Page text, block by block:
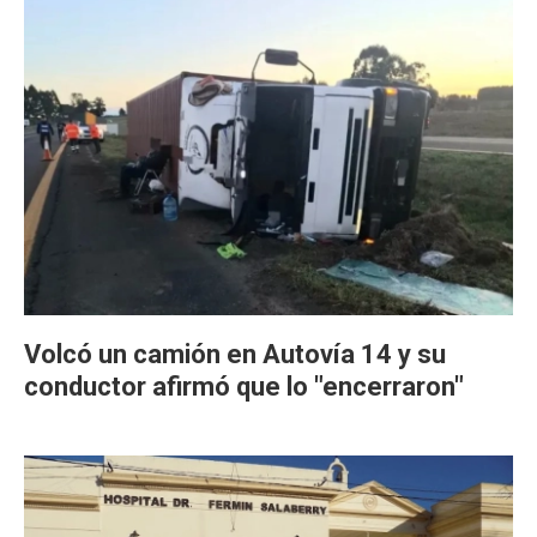
Volcó un camión en Autovía 14 y su
conductor afirmó que lo "encerraron"